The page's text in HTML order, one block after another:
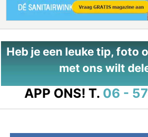
Heb je een leuke tip, foto
met ons wilt
APP ONS! T. 06 -